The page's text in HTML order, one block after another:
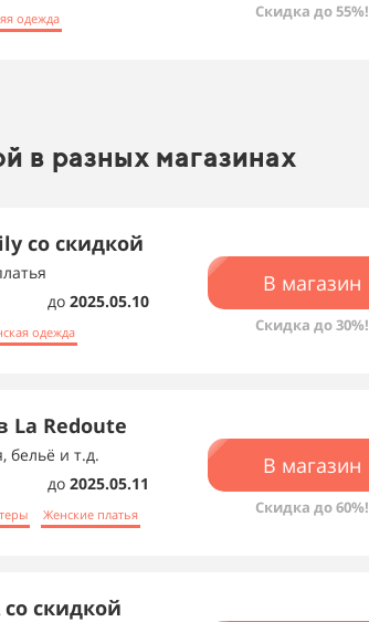
одежда Скидка до 55%!
в разных магазинах
со скидкой
до 2025.05.10
одежда
В магазин
Скидка до 30%!
Redoute
бельё и т.д.
до 2025.05.11
Женские платья
В магазин
Скидка до 60%!
скидкой